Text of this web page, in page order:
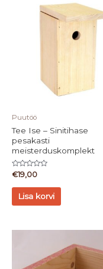
Puutöö
Tee Ise – Sinitihase
pesakasti
meisterduskomplekt
Hinnanguga
0
/
€19,00
Lisa korvi